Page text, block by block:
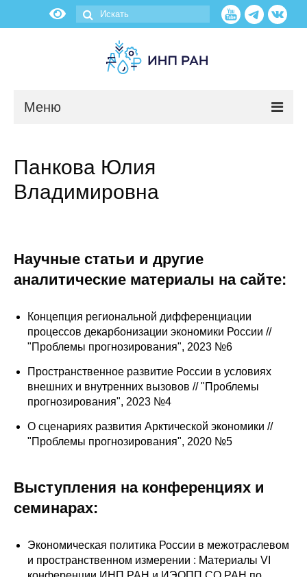
Меню
Об институте
Администрация
Отчетность
Противодействие коррупции
Публикации
Издания
О журнале
Панкова Юлия
Владимировна
Научные статьи и другие
аналитические материалы на сайте:
Концепция региональной дифференциации
процессов декарбонизации экономики России //
"Проблемы прогнозирования", 2023 №6
Пространственное развитие России в условиях
внешних и внутренних вызовов // "Проблемы
прогнозирования", 2023 №4
О сценариях развития Арктической экономики //
"Проблемы прогнозирования", 2020 №5
Выступления на конференциях и
семинарах:
Экономическая политика России в межотраслевом
и пространственном измерении : Материалы VI